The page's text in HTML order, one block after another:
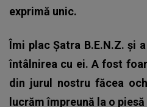
exprimă unic.
Îmi plac Șatra B.E.N.Z. și
întâlnirea cu ei. A fost
din jurul nostru făcea
lucrăm împreună la o